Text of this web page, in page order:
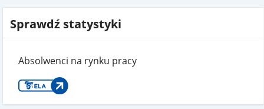
Sprawdź statystyki
Absolwenci na rynku pracy